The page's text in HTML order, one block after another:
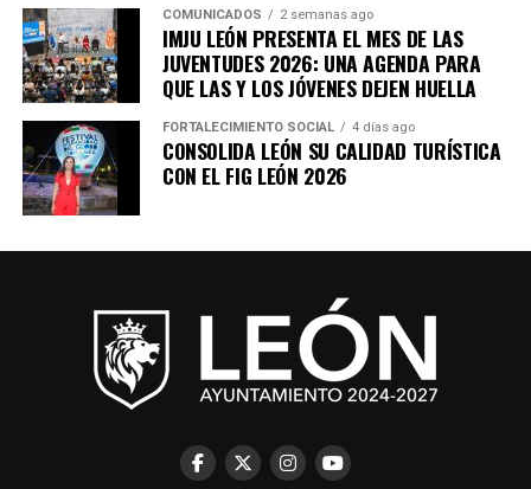
COMUNICADOS 2 semanas ago
IMJU LEÓN PRESENTA EL MES DE LAS
JUVENTUDES 2026: UNA AGENDA PARA
QUE LAS Y LOS JÓVENES DEJEN HUELLA
FORTALECIMIENTO SOCIAL 4 días ago
CONSOLIDA LEÓN SU CALIDAD TURÍSTICA
CON EL FIG LEÓN 2026